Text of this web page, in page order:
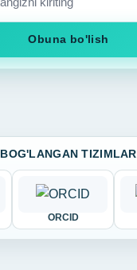
Obuna bo'lish
BOG'LANGAN TIZIMLAR
ORCID